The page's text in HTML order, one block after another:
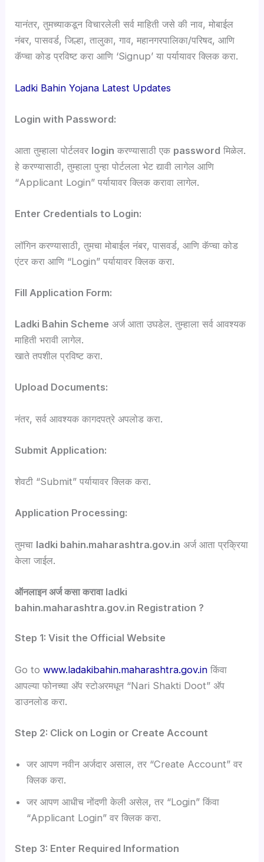
यानंतर, तुमच्याकडून विचारलेली सर्व माहिती जसे की नाव, मोबाईल
नंबर, पासवर्ड, जिल्हा, तालुका, गाव, महानगरपालिका/परिषद, आणि
कॅप्चा कोड प्रविष्ट करा आणि ‘Signup’ या पर्यायावर क्लिक करा.
Ladki Bahin Yojana Latest Updates
Login with Password:
आता तुम्हाला पोर्टलवर login करण्यासाठी एक password मिळेल.
हे करण्यासाठी, तुम्हाला पुन्हा पोर्टलला भेट द्यावी लागेल आणि
“Applicant Login” पर्यायावर क्लिक करावा लागेल.
Enter Credentials to Login:
लॉगिन करण्यासाठी, तुमचा मोबाईल नंबर, पासवर्ड, आणि कॅप्चा कोड
एंटर करा आणि “Login” पर्यायावर क्लिक करा.
Fill Application Form:
Ladki Bahin Scheme अर्ज आता उघडेल. तुम्हाला सर्व आवश्यक
माहिती भरावी लागेल.
खाते तपशील प्रविष्ट करा.
Upload Documents:
नंतर, सर्व आवश्यक कागदपत्रे अपलोड करा.
Submit Application:
शेवटी “Submit” पर्यायावर क्लिक करा.
Application Processing:
तुमचा ladki bahin.maharashtra.gov.in अर्ज आता प्रक्रिया
केला जाईल.
ऑनलाइन अर्ज कसा करावा ladki
bahin.maharashtra.gov.in Registration ?
Step 1: Visit the Official Website
Go towww.ladakibahin.maharashtra.gov.inकिंवा
आपल्या फोनच्या अ‍ॅप स्टोअरमधून “Nari Shakti Doot” अ‍ॅप
डाउनलोड करा.
Step 2: Click on Login or Create Account
जर आपण नवीन अर्जदार असाल, तर “Create Account” वर
क्लिक करा.
जर आपण आधीच नोंदणी केली असेल, तर “Login” किंवा
“Applicant Login” वर क्लिक करा.
Step 3: Enter Required Information